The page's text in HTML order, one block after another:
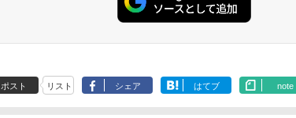
ポスト リスト シェア はてブ note